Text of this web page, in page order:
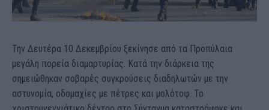
Την Δευτέρα 10 Δεκεμβρίου ξεκίνησε από τα Προπύλαια
μεγάλη πορεία διαμαρτυρίας. Κατά την διάρκεια της
σημειώθηκαν σοβαρές συγκρούσεις διαδηλωτών με την
αστυνομία, οδομαχίες με πέτρες και μολότοφ. Το